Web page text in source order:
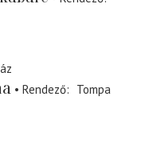
Rendező
Tompa